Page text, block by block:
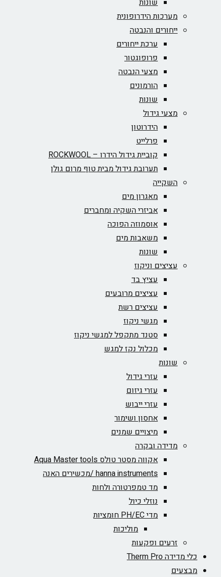
שונות
מערכות הידרופונית
ייחורים והנבטה
ערכת ייחורים
פרופוגטור
מצעי הנבטה
הורמונים
שונות
מצעי גידול
הידרוטון
פרלייט
קוביית גידול הידרו – ROCKWOOL‏
תערובת גידול מבית טוף מרום גולן
השקייה
מאגרון מים
אביזרי השקיה ומחברים
אוסמוזה הפוכה
משאבות מים
שונות
עציצים וניקוז
עציץ בד
עציצים מרובעים
עציצים רשת
מגשי ניקוז
סטנד מתקפל למגשי ניקוז
מכלול נקז למגש
שונות
עזרי גידול
עזרי גיזום
עזרי ייבוש
אחסון ושימור
מיצויים שמנים
מדידה ובקרה
אקווה מסטר טולס Aqua Master tools
hanna instruments /מכשירים האנה
מד טמפרטורה ולחות
נוזלי כיול
מדי PH/EC חומציות
מוליכות
זרעים ופקעות
כלי מדידה Therm Pro
מבצעים